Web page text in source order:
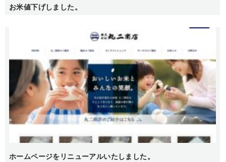
お米値下げしました。
ホームページをリニューアルいたしました。